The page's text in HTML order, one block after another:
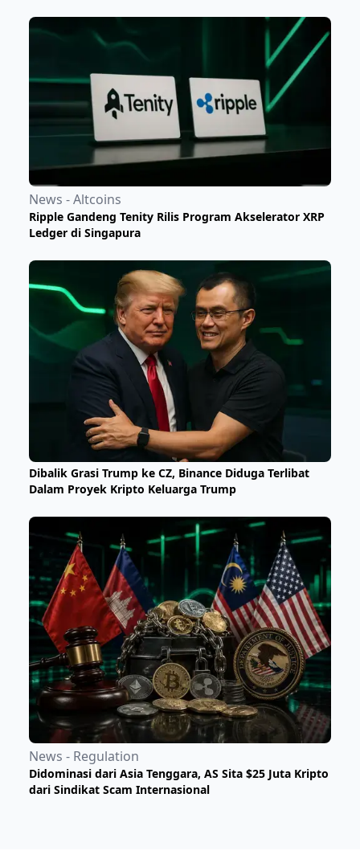
News - Altcoins
Ripple Gandeng Tenity Rilis Program Akselerator XRP
Ledger di Singapura
Dibalik Grasi Trump ke CZ, Binance Diduga Terlibat
Dalam Proyek Kripto Keluarga Trump
News - Regulation
Didominasi dari Asia Tenggara, AS Sita $25 Juta Kripto
dari Sindikat Scam Internasional